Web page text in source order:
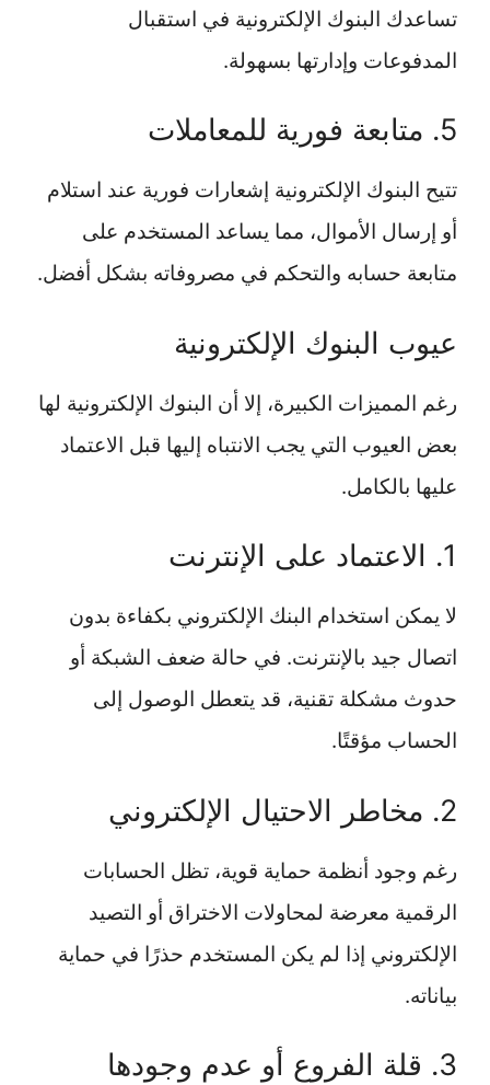
تساعدك البنوك الإلكترونية في استقبال
المدفوعات وإدارتها بسهولة.
5. متابعة فورية للمعاملات
تتيح البنوك الإلكترونية إشعارات فورية عند استلام
أو إرسال الأموال، مما يساعد المستخدم على
متابعة حسابه والتحكم في مصروفاته بشكل أفضل.
عيوب البنوك الإلكترونية
رغم المميزات الكبيرة، إلا أن البنوك الإلكترونية لها
بعض العيوب التي يجب الانتباه إليها قبل الاعتماد
عليها بالكامل.
1. الاعتماد على الإنترنت
لا يمكن استخدام البنك الإلكتروني بكفاءة بدون
اتصال جيد بالإنترنت. في حالة ضعف الشبكة أو
حدوث مشكلة تقنية، قد يتعطل الوصول إلى
الحساب مؤقتًا.
2. مخاطر الاحتيال الإلكتروني
رغم وجود أنظمة حماية قوية، تظل الحسابات
الرقمية معرضة لمحاولات الاختراق أو التصيد
الإلكتروني إذا لم يكن المستخدم حذرًا في حماية
بياناته.
3. قلة الفروع أو عدم وجودها